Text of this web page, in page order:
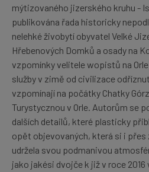
mýtizovaného jizerského kruhu -
publikována řada historicky
nelehké živobytí obyvatel Velké
Hřebenových Domků a osady na
vzpomínky velitele wopistů na
služby v zimě od civilizace
vzpomínají na počátky Chatky
Turystycznou v Orle. Autorům se
dalších detailů, které plasticky
opět objevovaných, která si i
udržela svou podmanivou
jako jakési dvojče k již v roce